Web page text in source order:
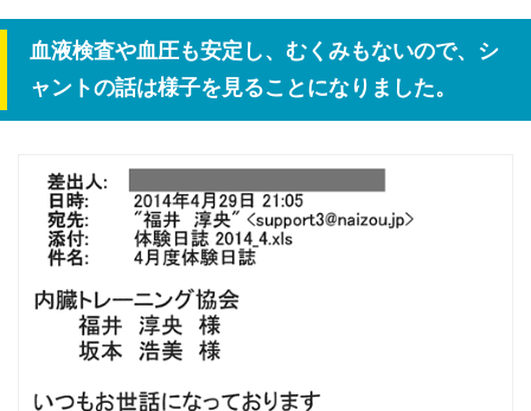
血液検査や血圧も安定し、むくみもないので、シ
ャントの話は様子を見ることになりました。